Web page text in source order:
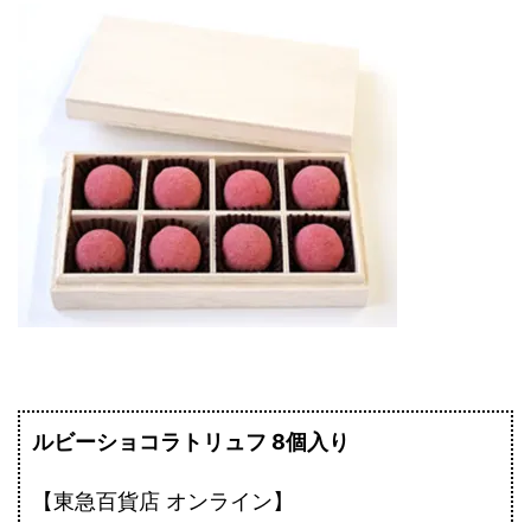
ルビーショコラトリュフ 8個入り
【東急百貨店 オンライン】